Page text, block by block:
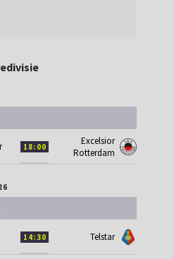
18:00
Excelsior
Rotterdam
14:30 Telstar